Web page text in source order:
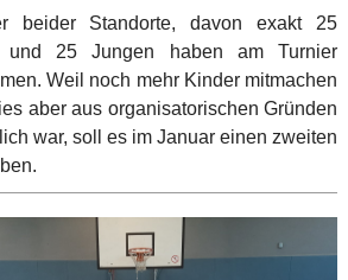
beider Standorte, davon exakt 25
und 25 Jungen haben am Turnier
Weil noch mehr Kinder mitmachen
aber aus organisatorischen Gründen
war, soll es im Januar einen zweiten